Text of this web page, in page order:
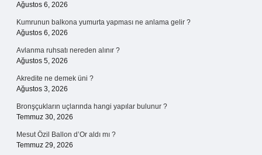
Ağustos 6, 2026
Kumrunun balkona yumurta yapması ne anlama gelir ?
Ağustos 6, 2026
Avlanma ruhsatı nereden alınır ?
Ağustos 5, 2026
Akredite ne demek üni ?
Ağustos 3, 2026
Bronşçukların uçlarında hangi yapılar bulunur ?
Temmuz 30, 2026
Mesut Özil Ballon d’Or aldı mı ?
Temmuz 29, 2026